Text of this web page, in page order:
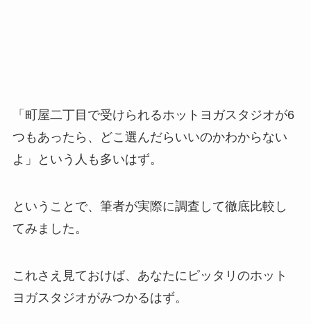
「町屋二丁目で受けられるホットヨガスタジオが6
つもあったら、どこ選んだらいいのかわからない
よ」という人も多いはず。
ということで、筆者が実際に調査して徹底比較し
てみました。
これさえ見ておけば、あなたにピッタリのホット
ヨガスタジオがみつかるはず。